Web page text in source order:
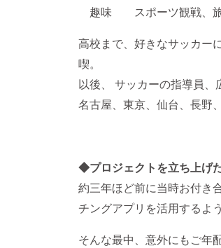
趣味 スポーツ観戦、旅
高校まで、好きなサッカー
喫。
以後、 サッカーの指導員、
名古屋、東京、仙台、長野
◆プロジェクトを立ち上げ
約三年ほど前に当時お付き
チングアプリを活用するよ
そんな最中、意外にもご年